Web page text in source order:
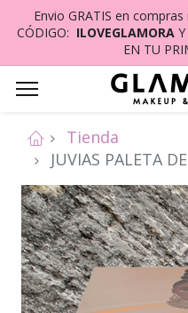
Envio GRATIS en
CÓDIGO: ILOVEGLAMORA
EN TU
Tienda
JUVIAS PALETA